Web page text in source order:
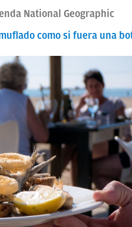
National Geographic
como si fuera una